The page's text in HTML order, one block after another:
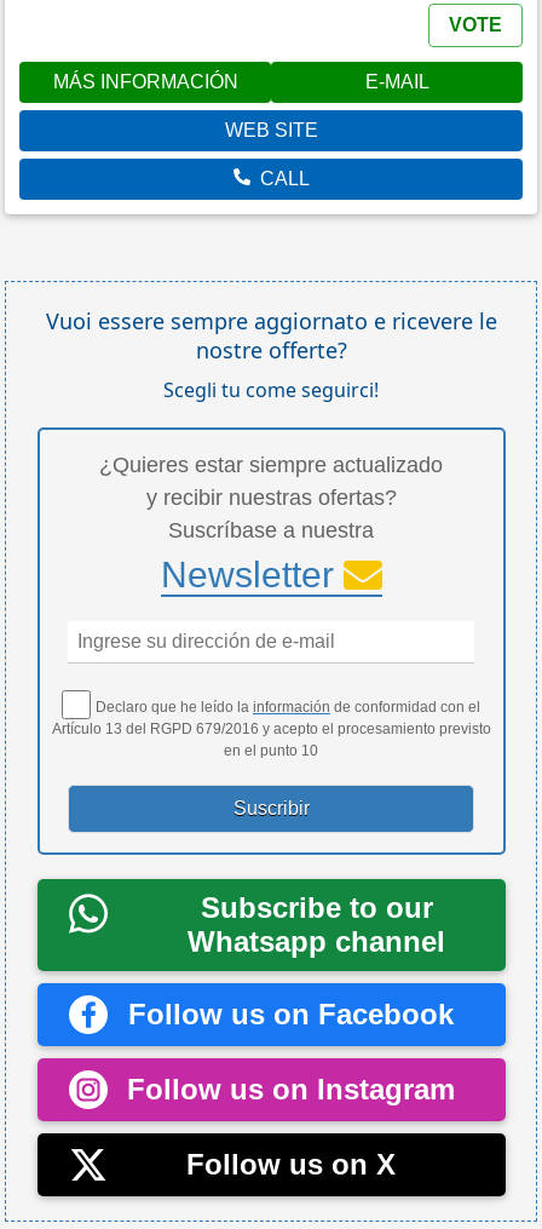
VOTE
MÁS INFORMACIÓN E-MAIL
WEB SITE
CALL
Vuoi essere sempre aggiornato e ricevere le
nostre offerte?
Scegli tu come seguirci!
¿Quieres estar siempre actualizado
y recibir nuestras ofertas?
Suscríbase a nuestra
Newsletter
Declaro que he leído la información de conformidad con el
Artículo 13 del RGPD 679/2016 y acepto el procesamiento previsto
en el punto 10
Subscribe to our
Whatsapp channel
Follow us on Facebook
Follow us on Instagram
Follow us on X